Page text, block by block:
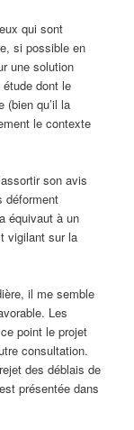
qui sont
si possible en
une solution
étude dont le
(bien qu’il la
le contexte
son avis
déforment
équivaut à un
vigilant sur la
il me semble
Les
point le projet
consultation.
des déblais de
présentée dans